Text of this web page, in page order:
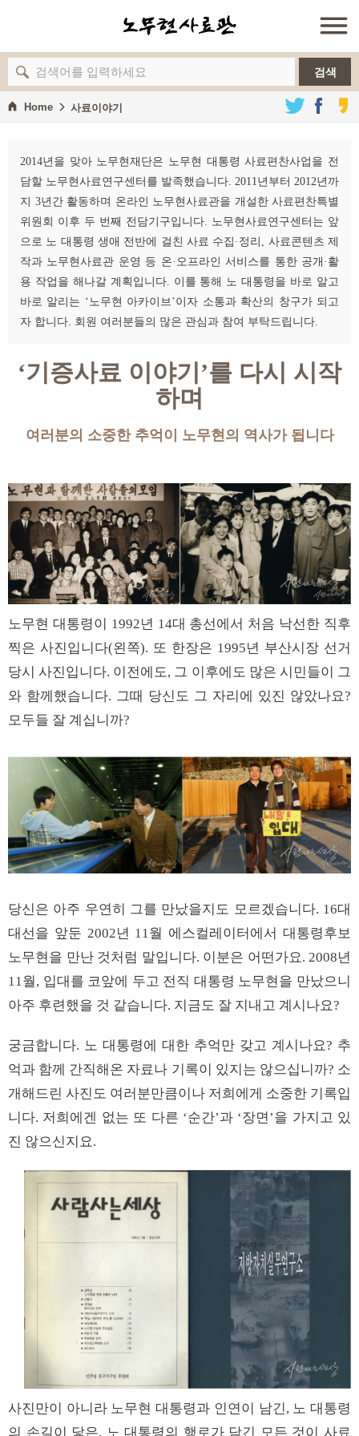
검색
Home 사료이야기
2014년을 맞아 노무현재단은 노무현 대통령 사료편찬사업을 전
담할 노무현사료연구센터를 발족했습니다. 2011년부터 2012년까
지 3년간 활동하며 온라인 노무현사료관을 개설한 사료편찬특별
위원회 이후 두 번째 전담기구입니다. 노무현사료연구센터는 앞
으로 노 대통령 생애 전반에 걸친 사료 수집·정리, 사료콘텐츠 제
작과 노무현사료관 운영 등 온·오프라인 서비스를 통한 공개·활
용 작업을 해나갈 계획입니다. 이를 통해 노 대통령을 바로 알고
바로 알리는 ‘노무현 아카이브’이자 소통과 확산의 창구가 되고
자 합니다. 회원 여러분들의 많은 관심과 참여 부탁드립니다.
‘기증사료 이야기’를 다시 시작
하며
여러분의 소중한 추억이 노무현의 역사가 됩니다
노무현 대통령이 1992년 14대 총선에서 처음 낙선한 직후
찍은 사진입니다(왼쪽). 또 한장은 1995년 부산시장 선거
당시 사진입니다. 이전에도, 그 이후에도 많은 시민들이 그
와 함께했습니다. 그때 당신도 그 자리에 있진 않았나요?
모두들 잘 계십니까?
당신은 아주 우연히 그를 만났을지도 모르겠습니다. 16대
대선을 앞둔 2002년 11월 에스컬레이터에서 대통령후보
노무현을 만난 것처럼 말입니다. 이분은 어떤가요. 2008년
11월, 입대를 코앞에 두고 전직 대통령 노무현을 만났으니
아주 후련했을 것 같습니다. 지금도 잘 지내고 계시나요?
궁금합니다. 노 대통령에 대한 추억만 갖고 계시나요? 추
억과 함께 간직해온 자료나 기록이 있지는 않으십니까? 소
개해드린 사진도 여러분만큼이나 저희에게 소중한 기록입
니다. 저희에겐 없는 또 다른 ‘순간’과 ‘장면’을 가지고 있
진 않으신지요.
사진만이 아니라 노무현 대통령과 인연이 남긴, 노 대통령
의 손길이 닿은, 노 대통령의 행로가 담긴 모든 것이 사료